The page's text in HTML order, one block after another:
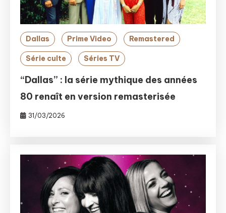
Dallas Prime Video Remastered
Série culte Séries TV
“Dallas” : la série mythique des années
80 renaît en version remasterisée
31/03/2026